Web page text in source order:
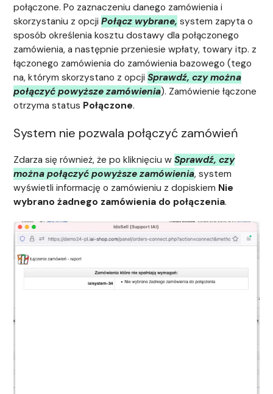
połączone. Po zaznaczeniu danego zamówienia i
skorzystaniu z opcjiPołącz wybrane, system zapyta o
sposób określenia kosztu dostawy dla połączonego
zamówienia, a następnie przeniesie wpłaty, towary itp. z
łączonego zamówienia do zamówienia bazowego (tego
na, którym skorzystano z opcjiSprawdź, czy można
połączyć powyższe zamówienia). Zamówienie łączone
otrzyma status Połączone.
System nie pozwala połączyć zamówień
Zdarza się również, że po kliknięciu wSprawdź, czy
można połączyć powyższe zamówienia, system
wyświetli informację o zamówieniu z dopiskiem Nie
wybrano żadnego zamówienia do połączenia.